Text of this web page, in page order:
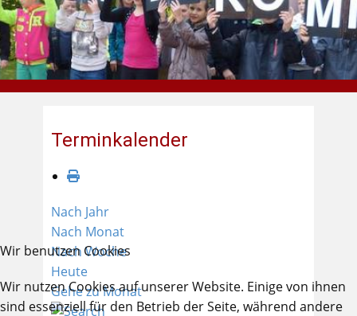
Terminkalender
Nach Jahr
Nach Monat
Nach Woche
Heute
Gehe zu Monat
Wir benutzen Cookies
Wir nutzen Cookies auf unserer Website. Einige von ihnen
sind essenziell für den Betrieb der Seite, während andere